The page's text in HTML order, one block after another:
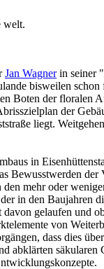
welt.
Jan Wagnerin seiner
bisweilen
Boten der
der
liegt.
in
Bewusstwerden
mehr oder
in den Baujahren
davon gelaufen
von
dass dies
abklärten